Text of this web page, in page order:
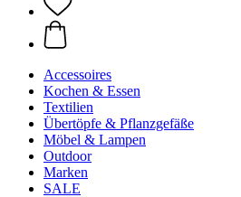
Accessoires
Kochen & Essen
Textilien
Übertöpfe & Pflanzgefäße
Möbel & Lampen
Outdoor
Marken
SALE